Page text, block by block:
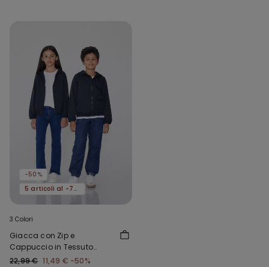
-50%
5 articoli al -70%
3 Colori
Giacca con Zip e
Cappuccio in Tessuto
Tecnico Bimbi Unisex
22,99 € 11,49 € -50%